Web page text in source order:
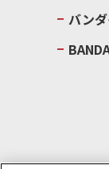
バン